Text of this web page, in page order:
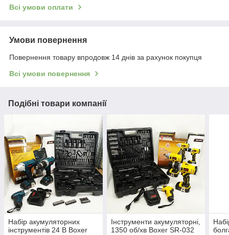
Всі умови оплати
Умови повернення
Повернення товару впродовж 14 днів за рахунок покупця
Всі умови повернення
Подібні товари компанії
Набір акумуляторних
інструментів 24 В Boxer
Інструменти акумуляторні,
1350 об/хв Boxer SR-032